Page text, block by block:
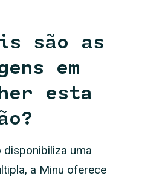
são as
em
esta
uma
a Minu oferece